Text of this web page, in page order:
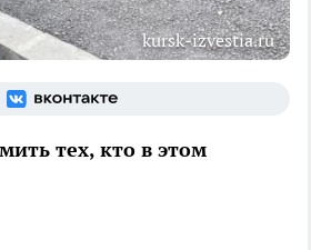
kursk-izvestia.ru
тех, кто в этом